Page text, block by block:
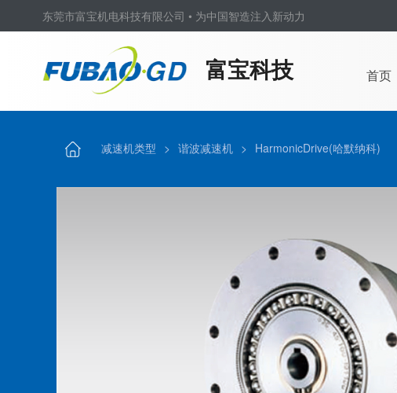
东莞市富宝机电科技有限公司 • 为中国智造注入新动力
富宝科技 首页
减速机类型 > 谐波减速机 > HarmonicDrive(哈默纳科)